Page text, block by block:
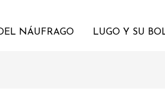
NÁUFRAGO LUGO Y SU